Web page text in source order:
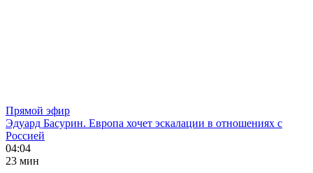
Прямой эфир
Эдуард Басурин. Европа хочет эскалации в отношениях с
Россией
04:04
23 мин